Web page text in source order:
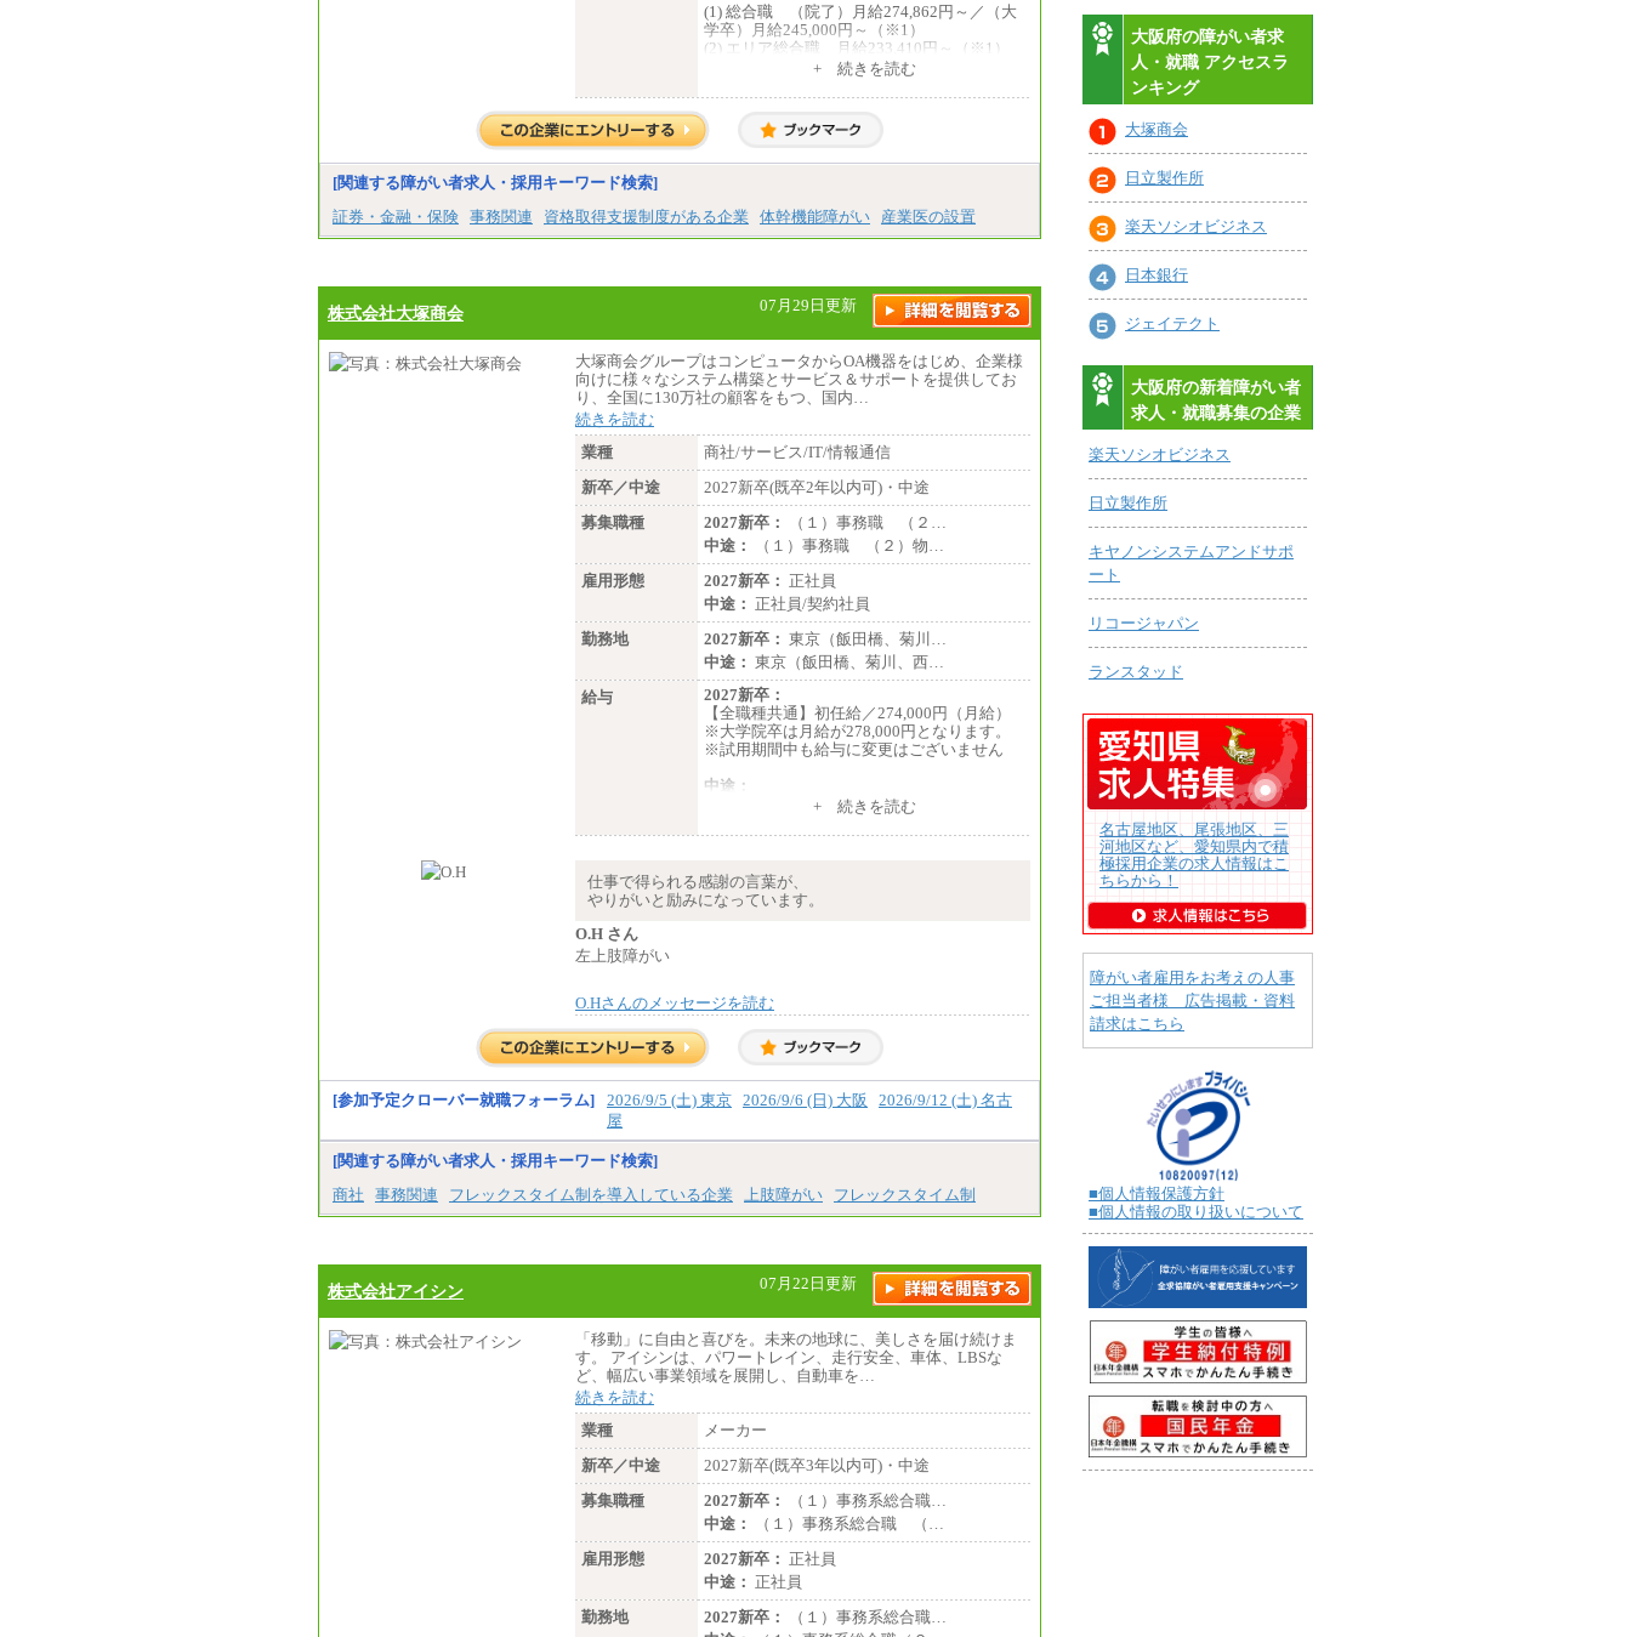
(1) 総合職 （院了）月給274,862円～／（大
学卒）月給245,000円～（※1）
(2) エリア総合職 月給233,410円～（※1）
(3) アシスタントスタッフ 日給9,800円～12,
※１ 試用期間６か月（試用期間中も給与
に変更はございません）
※２ 勤務地により異なります
(2) エリア総合職 月給233,410円～（※1）
(3) アシスタントスタッフ 日給9,800円～12,
に変更なし）
※２ 勤務地により異なる
+ 続きを読む
[関連する障がい者求人・採用キーワード検索]
証券・金融・保険 事務関連 資格取得支援制度がある企業 体幹機能障がい 産業医の設置
株式会社大塚商会 07月29日更新
大塚商会グループはコンピュータからOA機器をはじめ、企業様
向けに様々なシステム構築とサービス＆サポートを提供してお
り、全国に130万社の顧客をもつ、国内…
続きを読む
業種
商社/サービス/IT/情報通信
新卒／中途
2027新卒(既卒2年以内可)・中途
募集職種
2027新卒：
（１）事務職 （２…
中途：
（１）事務職 （２）物…
雇用形態
2027新卒： 正社員
中途： 正社員/契約社員
勤務地
2027新卒： 東京（飯田橋、菊川…
中途： 東京（飯田橋、菊川、西…
給与
2027新卒：
【全職種共通】初任給／274,000円（月給）
※大学院卒は月給が278,000円となります。
※試用期間中も給与に変更はございません
中途：
（１）～（４）274,000円（月給）～
（５）235,000円（月給）～
※経験・年齢などを考慮のうえ、当社規程に
※業務内容・勤務形態に応じて、上記給与の
範囲内でご相談をさせていただく事がありま
す
+ 続きを読む
仕事で得られる感謝の言葉が、
やりがいと励みになっています。
O.H さん
左上肢障がい
O.Hさんのメッセージを読む
[参加予定クローバー就職フォーラム] 2026/9/5 (土) 東京 2026/9/6 (日) 大阪
2026/9/12 (土) 名古
屋
[関連する障がい者求人・採用キーワード検索]
商社
事務関連 フレックスタイム制を導入している企業 上肢障がい フレックスタイム制
株式会社アイシン 07月22日更新
「移動」に自由と喜びを。未来の地球に、美しさを届け続けま
す。 アイシンは、パワートレイン、走行安全、車体、LBSな
ど、幅広い事業領域を展開し、自動車を…
続きを読む
業種
メーカー
新卒／中途
2027新卒(既卒3年以内可)・中途
募集職種
2027新卒：
（１）事務系総合職…
中途：
（１）事務系総合職 （…
雇用形態
2027新卒： 正社員
中途： 正社員
勤務地
2027新卒：
（１）事務系総合職…
大阪府の障がい者求
人・就職 アクセスラ
ンキング
大塚商会
日立製作所
楽天ソシオビジネス
日本銀行
ジェイテクト
大阪府の新着障がい者
求人・就職募集の企業
楽天ソシオビジネス
日立製作所
キヤノンシステムアンドサポ
ート
リコージャパン
ランスタッド
名古屋地区、尾張地区、三
河地区など、愛知県内で積
極採用企業の求人情報はこ
ちらから！
障がい者雇用をお考えの人事
ご担当者様 広告掲載・資料
請求はこちら
■個人情報保護方針
■個人情報の取り扱いについて